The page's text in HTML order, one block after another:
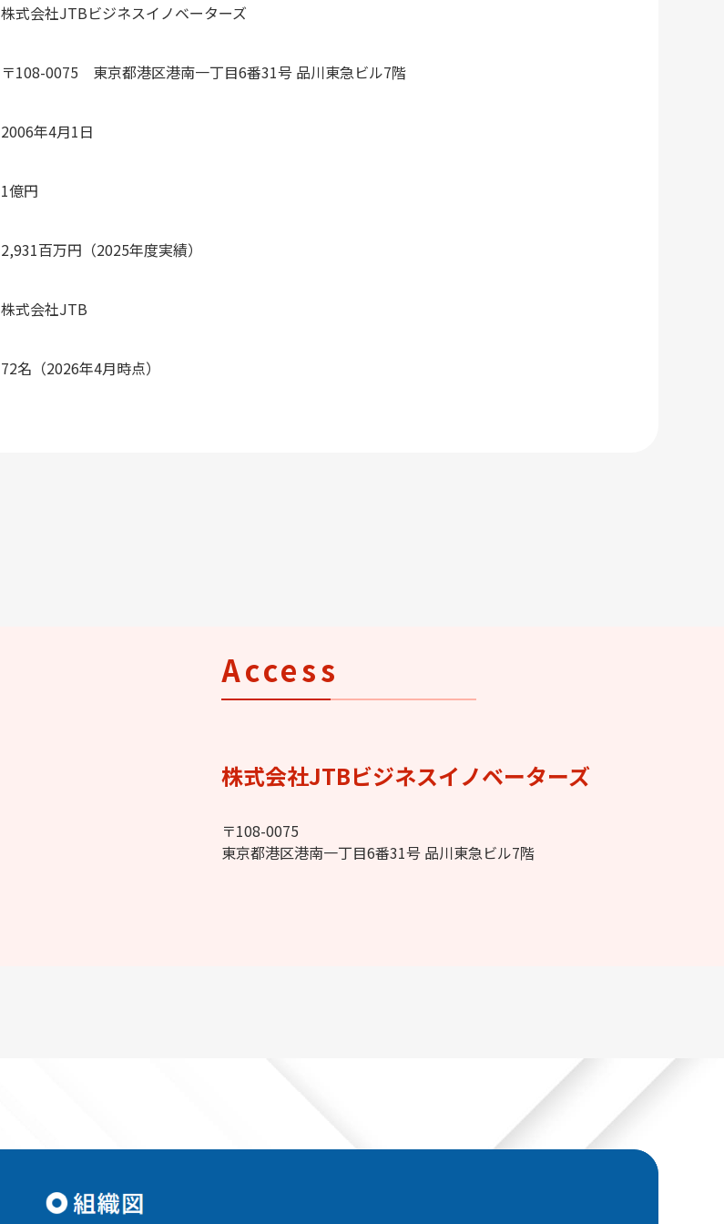
株式会社JTBビジネスイノベーターズ
〒108-0075 東京都港区港南一丁目6番31号 品川東急ビル7階
2006年4月1日
1億円
2,931百万円（2025年度実績）
株式会社JTB
72名（2026年4月時点）
Access
株式会社JTBビジネスイノベーターズ
〒108-0075
東京都港区港南一丁目6番31号 品川東急ビル7階